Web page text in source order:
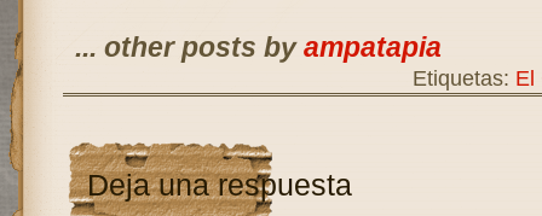
... other posts byampatapia
Etiquetas: El
Deja una respuesta